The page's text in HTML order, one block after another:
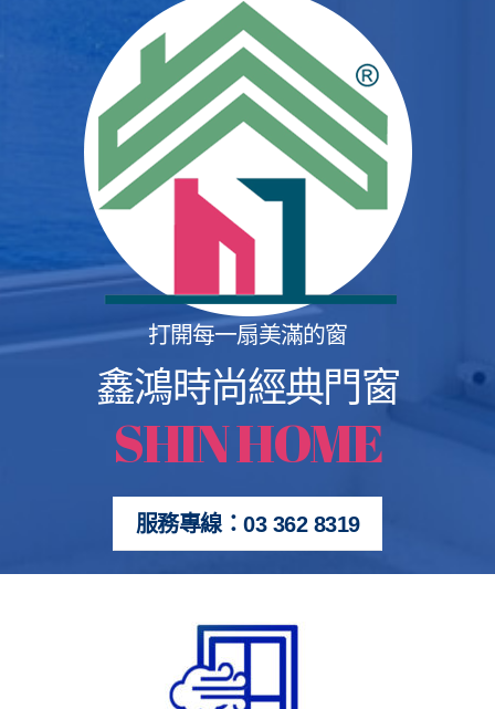
打開每一扇美滿的窗
鑫鴻時尚經典門窗
SHIN HOME
服務專線：03 362 8319